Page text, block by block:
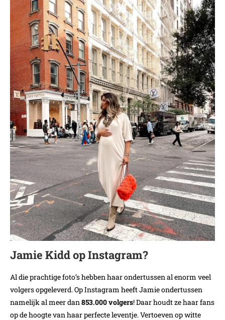
Jamie Kidd op Instagram?
Al die prachtige foto’s hebben haar ondertussen al enorm veel
volgers opgeleverd. Op Instagram heeft Jamie ondertussen
namelijk al meer dan 853.000 volgers! Daar houdt ze haar fans
op de hoogte van haar perfecte leventje. Vertoeven op witte